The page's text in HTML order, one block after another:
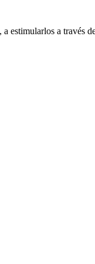
estimularlos a través